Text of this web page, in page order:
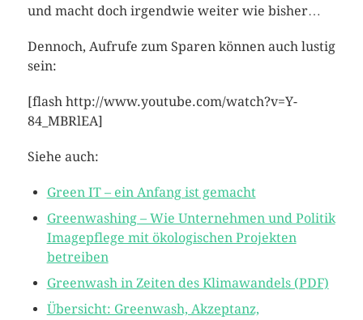
und macht doch irgendwie weiter wie bisher…
Dennoch, Aufrufe zum Sparen können auch lustig
sein:
[flash http://www.youtube.com/watch?v=Y-
84_MBRlEA]
Siehe auch:
Green IT – ein Anfang ist gemacht
Greenwashing – Wie Unternehmen und Politik
Imagepflege mit ökologischen Projekten
betreiben
Greenwash in Zeiten des Klimawandels (PDF)
Übersicht: Greenwash, Akzeptanz,